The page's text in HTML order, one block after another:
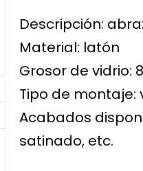
Descripción:
Material: latón
Grosor de vidrio:
Tipo de montaje:
Acabados
satinado, etc.